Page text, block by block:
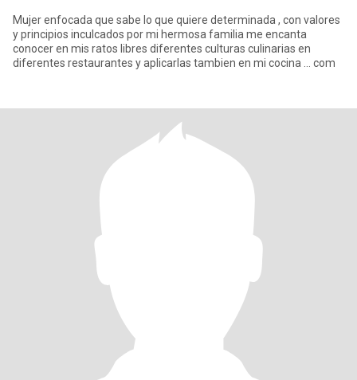
Mujer enfocada que sabe lo que quiere determinada , con valores
y principios inculcados por mi hermosa familia me encanta
conocer en mis ratos libres diferentes culturas culinarias en
diferentes restaurantes y aplicarlas tambien en mi cocina ... com